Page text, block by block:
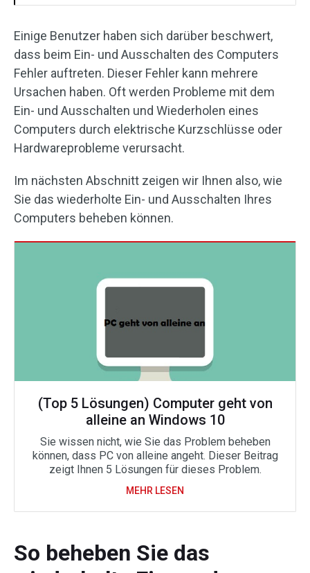
Einige Benutzer haben sich darüber beschwert,
dass beim Ein- und Ausschalten des Computers
Fehler auftreten. Dieser Fehler kann mehrere
Ursachen haben. Oft werden Probleme mit dem
Ein- und Ausschalten und Wiederholen eines
Computers durch elektrische Kurzschlüsse oder
Hardwareprobleme verursacht.
Im nächsten Abschnitt zeigen wir Ihnen also, wie
Sie das wiederholte Ein- und Ausschalten Ihres
Computers beheben können.
(Top 5 Lösungen) Computer geht von
alleine an Windows 10
Sie wissen nicht, wie Sie das Problem beheben
können, dass PC von alleine angeht. Dieser Beitrag
zeigt Ihnen 5 Lösungen für dieses Problem.
MEHR LESEN
So beheben Sie das